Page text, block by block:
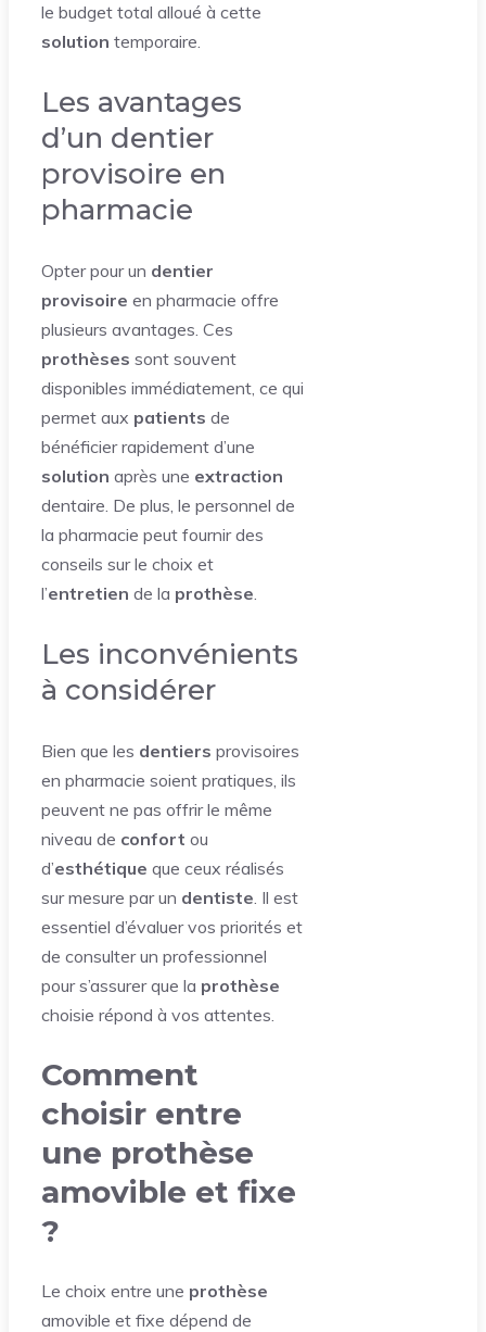
le budget total alloué à cette
solution temporaire.
Les avantages
d’un dentier
provisoire en
pharmacie
Opter pour un dentier
provisoire en pharmacie offre
plusieurs avantages. Ces
prothèses sont souvent
disponibles immédiatement, ce qui
permet aux patients de
bénéficier rapidement d’une
solution après une extraction
dentaire. De plus, le personnel de
la pharmacie peut fournir des
conseils sur le choix et
l’entretien de la prothèse.
Les inconvénients
à considérer
Bien que les dentiers provisoires
en pharmacie soient pratiques, ils
peuvent ne pas offrir le même
niveau de confort ou
d’esthétique que ceux réalisés
sur mesure par un dentiste. Il est
essentiel d’évaluer vos priorités et
de consulter un professionnel
pour s’assurer que la prothèse
choisie répond à vos attentes.
Comment
choisir entre
une prothèse
amovible et fixe
?
Le choix entre une prothèse
amovible et fixe dépend de